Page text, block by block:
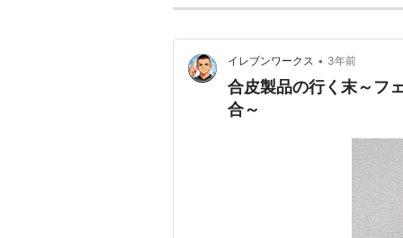
イレブンワークス • 3年前
合皮製品の行く末～フ
合～